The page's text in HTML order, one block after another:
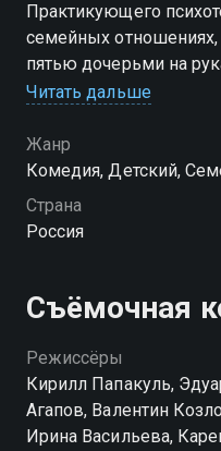
Практикующего
семейных
пятью дочерьми на
кошмара. С ним
психотерапевт,
жалобами на жизнь,
найти личное счастье?
молодая,
сначала на работу, а
Посмотреть онлайн 4
вы можете
качестве на
Читать дальше
Жанр
Комедия, Детский,
Страна
Россия
Съёмочная
Режиссёры
Кирилл Папакуль,
Агапов, Валентин
Ирина Васильева,